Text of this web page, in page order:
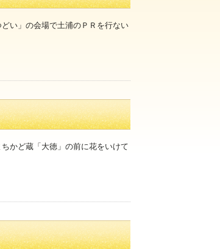
い」の会場で土浦のＰＲを行ない
かど蔵「大徳」の前に花をいけて